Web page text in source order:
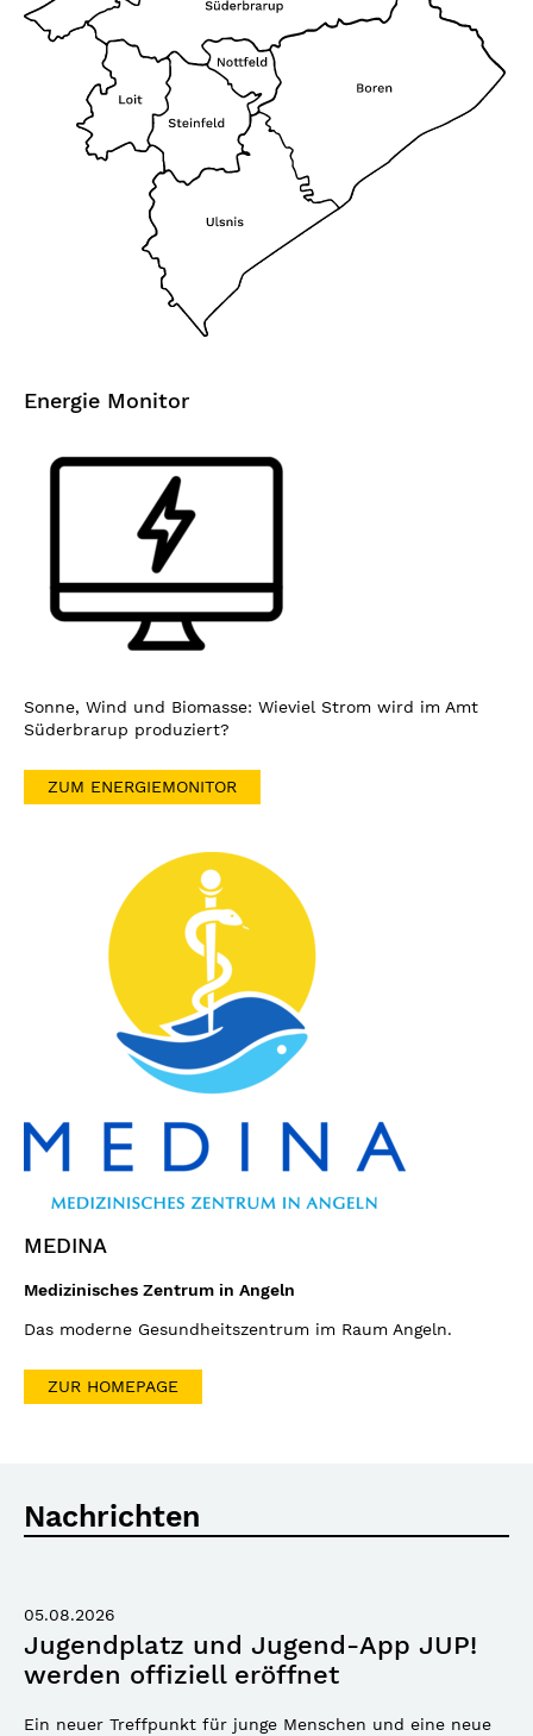
Energie Monitor
Sonne, Wind und Biomasse: Wieviel Strom wird im Amt
Süderbrarup produziert?
ZUM ENERGIEMONITOR
MEDINA
Medizinisches Zentrum in Angeln
Das moderne Gesundheitszentrum im Raum Angeln.
ZUR HOMEPAGE
Nachrichten
05.08.2026
Jugendplatz und Jugend-App JUP!
werden offiziell eröffnet
Ein neuer Treffpunkt für junge Menschen und eine neue